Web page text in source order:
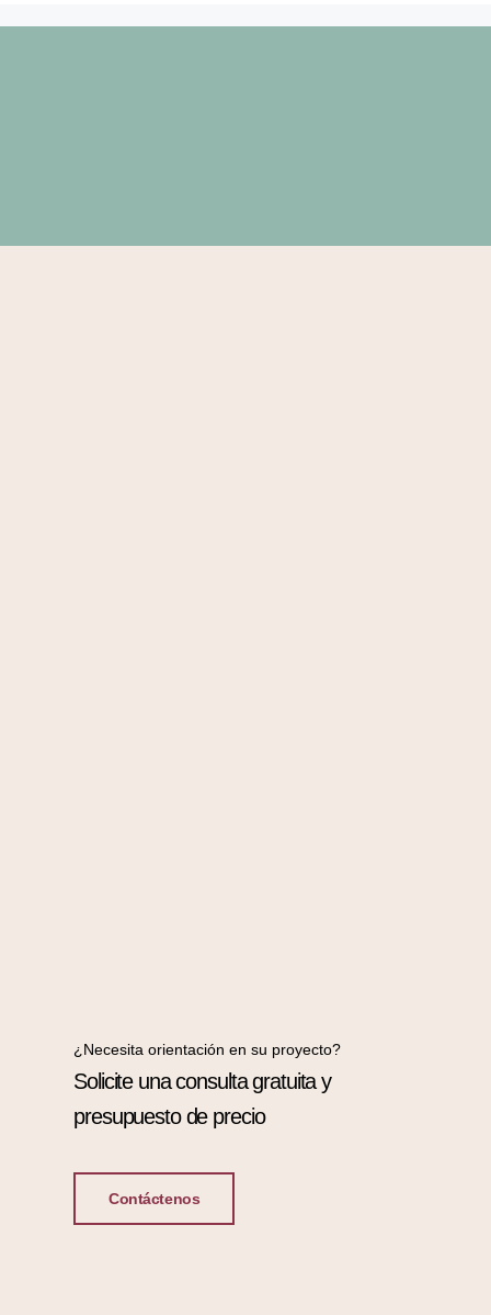
¿Necesita orientación en su proyecto?
Solicite una consulta gratuita y
presupuesto de precio
Contáctenos